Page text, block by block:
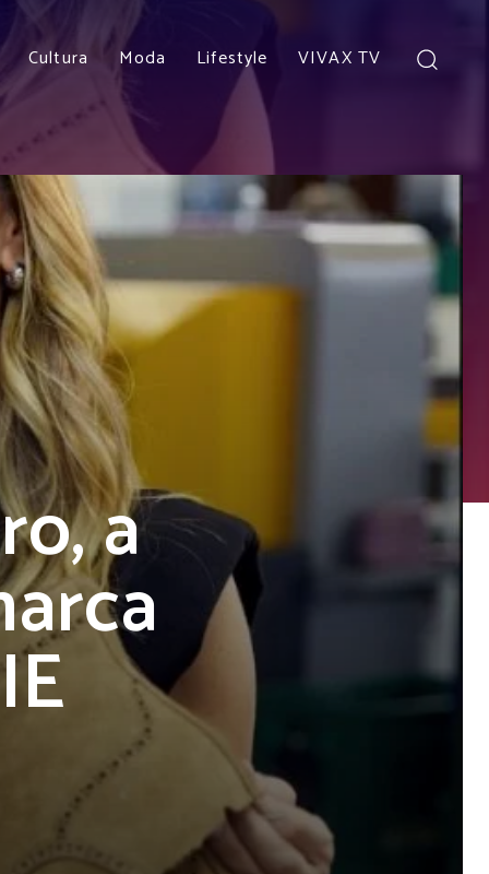
Cultura Moda Lifestyle VIVAX TV
a